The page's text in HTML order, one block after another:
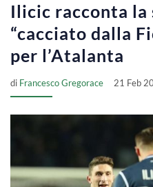
Ilicic racconta la
“cacciato dalla
per l’Atalanta
di Francesco Gregorace 21 Feb